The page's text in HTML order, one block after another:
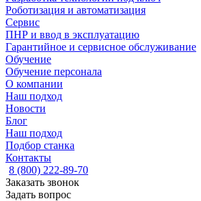
Роботизация и автоматизация
Сервис
ПНР и ввод в эксплуатацию
Гарантийное и сервисное обслуживание
Обучение
Обучение персонала
О компании
Наш подход
Новости
Блог
Наш подход
Подбор станка
Контакты
8 (800) 222-89-70
Заказать звонок
Задать вопрос